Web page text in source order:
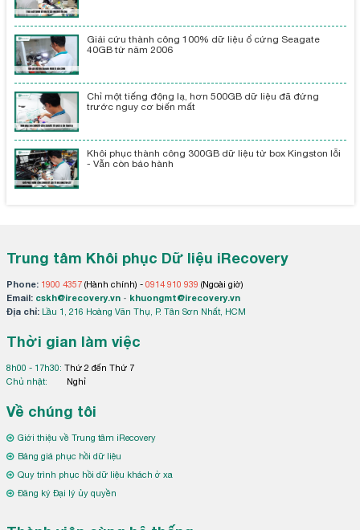
Giải cứu thành công 100% dữ liệu ổ cứng Seagate
40GB từ năm 2006
Chỉ một tiếng động lạ, hơn 500GB dữ liệu đã đứng
trước nguy cơ biến mất
Khôi phục thành công 300GB dữ liệu từ box Kingston lỗi
- Vẫn còn bảo hành
Trung tâm Khôi phục Dữ liệu iRecovery
Phone: 1900 4357(Hành chính) - 0914 910 939 (Ngoài giờ)
Email: cskh@irecovery.vn- khuongmt@irecovery.vn
Địa chỉ: Lầu 1, 216 Hoàng Văn Thụ, P. Tân Sơn Nhất, HCM
Thời gian làm việc
8h00 - 17h30: Thứ 2 đến Thứ 7
Chủ nhật:
Nghỉ
Về chúng tôi
Giới thiệu về Trung tâm iRecovery
Bảng giá phục hồi dữ liệu
Quy trình phục hồi dữ liệu khách ở xa
Đăng ký Đại lý ủy quyền